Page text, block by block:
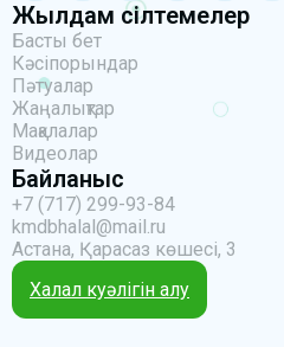
Жылдам сілтемелер
Басты бет
Кәсіпорындар
Пәтуалар
Жаңалықтар
Мақалалар
Видеолар
Байланыс
+7 (717) 299-93-84
kmdbhalal@mail.ru
Астана, Қарасаз көшесі, 3
Халал куәлігін алу